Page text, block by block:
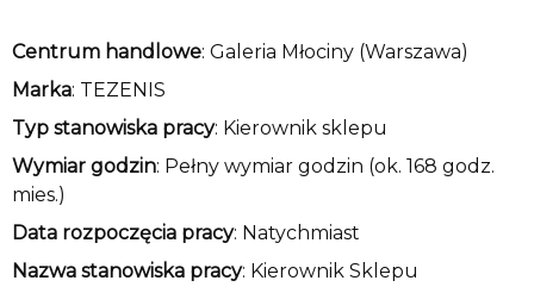
Centrum handlowe: Galeria Młociny (Warszawa)
Marka: TEZENIS
Typ stanowiska pracy: Kierownik sklepu
Wymiar godzin: Pełny wymiar godzin (ok. 168 godz.
mies.)
Data rozpoczęcia pracy: Natychmiast
Nazwa stanowiska pracy: Kierownik Sklepu